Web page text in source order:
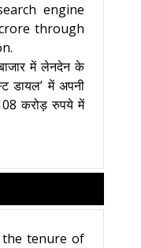
engine
through
में लेनदेन के
डायल’ में अपनी
करोड़ रुपये में
the tenure of